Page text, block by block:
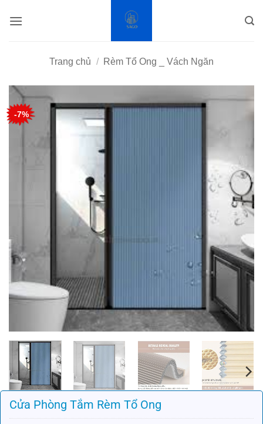
qua
Trang chủ / Rèm Tổ Ong _ Vách Ngăn
-7%
Cửa Phòng Tắm Rèm Tổ Ong